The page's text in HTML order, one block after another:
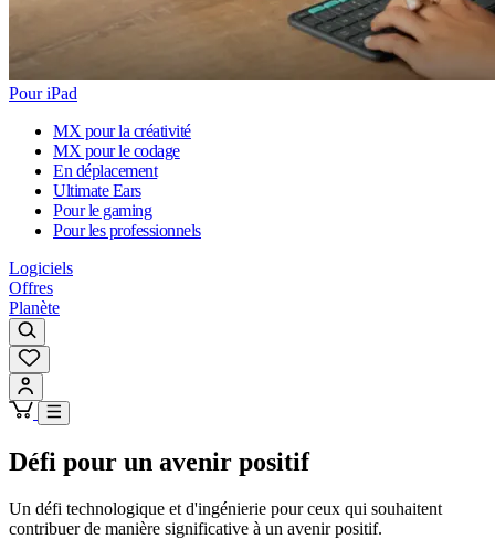
Pour iPad
MX pour la créativité
MX pour le codage
En déplacement
Ultimate Ears
Pour le gaming
Pour les professionnels
Logiciels
Offres
Planète
Défi pour un avenir positif
Un défi technologique et d'ingénierie pour ceux qui souhaitent
contribuer de manière significative à un avenir positif.